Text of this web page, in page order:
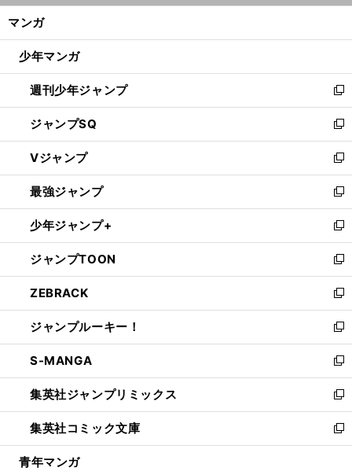
ン
ウ
開
く
マンガ
少年マンガ
週刊少年ジャンプ
新
し
い
ウ
ィ
ン
ド
ウ
で
開
く
ジャンプSQ
新
し
い
ウ
ィ
ン
ド
ウ
で
開
く
Vジャンプ
新
し
い
ウ
ィ
ン
ド
ウ
で
開
く
最強ジャンプ
新
し
い
ウ
ィ
ン
ド
ウ
で
開
く
少年ジャンプ+
新
し
い
ウ
ィ
ン
ド
ウ
で
開
く
ジャンプTOON
新
し
い
ウ
ィ
ン
ド
ウ
で
開
く
ZEBRACK
新
し
い
ウ
ィ
ン
ド
ウ
で
開
ジャンプルーキー！
新
し
い
ウ
ィ
ン
ド
ウ
S-MANGA
新
し
い
ウ
ィ
ン
集英社ジャンプリミックス
新
し
い
ウ
集英社コミック文庫
新
し
青年マンガ